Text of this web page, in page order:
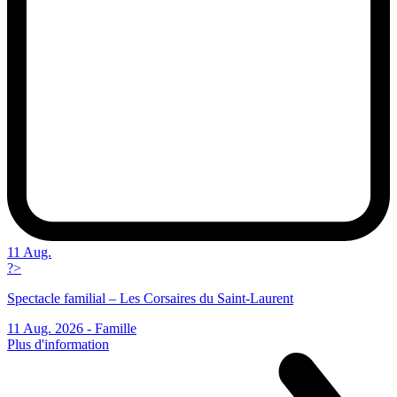
11 Aug.
?>
Spectacle familial – Les Corsaires du Saint-Laurent
11 Aug. 2026 - Famille
Plus d'information